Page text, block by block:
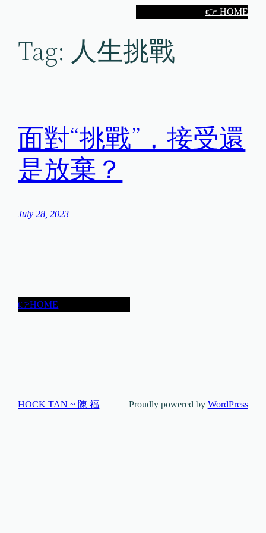
👉 HOME
Tag: 人生挑戰
面對“挑戰”，接受還
是放棄？
July 28, 2023
👉HOME
HOCK TAN ~ 陳 福 Proudly powered by WordPress